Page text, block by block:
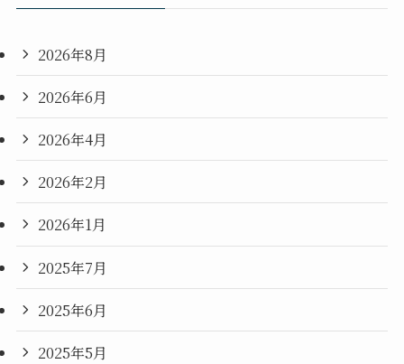
2026年8月
2026年6月
2026年4月
2026年2月
2026年1月
2025年7月
2025年6月
2025年5月